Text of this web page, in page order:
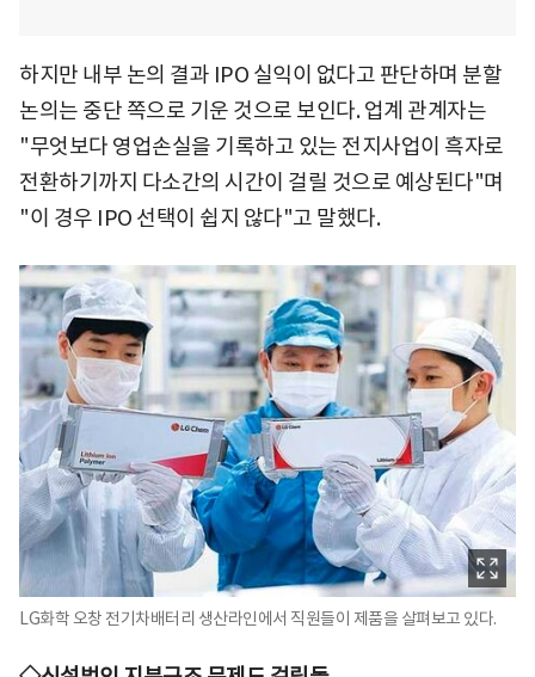
하지만 내부 논의 결과 IPO 실익이 없다고 판단하며 분할
논의는 중단 쪽으로 기운 것으로 보인다. 업계 관계자는
"무엇보다 영업손실을 기록하고 있는 전지사업이 흑자로
전환하기까지 다소간의 시간이 걸릴 것으로 예상된다"며
"이 경우 IPO 선택이 쉽지 않다"고 말했다.
LG화학 오창 전기차배터리 생산라인에서 직원들이 제품을 살펴보고 있다.